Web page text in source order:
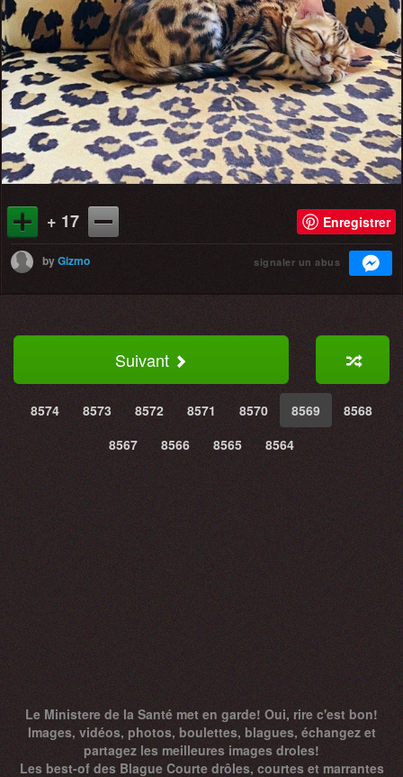
+ 17 Enregistrer
byGizmo signaler un abus
Suivant
8574 8573 8572 8571 8570 8569
8568
8567
8566 8565 8564
Le Ministere de la Santé met en garde! Oui, rire c'est bon!
Images, vidéos, photos, boulettes, blagues, échangez et
partagez les meilleures images droles!
Les best-of des Blague Courte drôles, courtes et marrantes